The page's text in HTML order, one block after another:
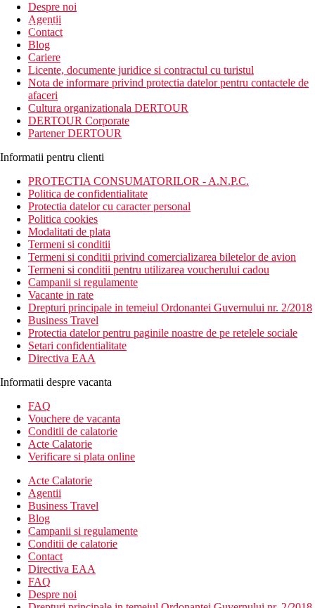
newsletter!
Despre noi
Agentii
Contact
Blog
Cariere
Licente, documente juridice si contractul cu turistul
Nota de informare privind protectia datelor pentru contactele de
afaceri
Cultura organizationala DERTOUR
DERTOUR Corporate
Partener DERTOUR
Informatii pentru clienti
PROTECTIA CONSUMATORILOR - A.N.P.C.
Politica de confidentialitate
Protectia datelor cu caracter personal
Politica cookies
Modalitati de plata
Termeni si conditii
Termeni si conditii privind comercializarea biletelor de avion
Termeni si conditii pentru utilizarea voucherului cadou
Campanii si regulamente
Vacante in rate
Drepturi principale in temeiul Ordonantei Guvernului nr. 2/2018
Business Travel
Protectia datelor pentru paginile noastre de pe retelele sociale
Setari confidentialitate
Directiva EAA
Informatii despre vacanta
FAQ
Vouchere de vacanta
Conditii de calatorie
Acte Calatorie
Verificare si plata online
Acte Calatorie
Agentii
Business Travel
Blog
Campanii si regulamente
Conditii de calatorie
Contact
Directiva EAA
FAQ
Despre noi